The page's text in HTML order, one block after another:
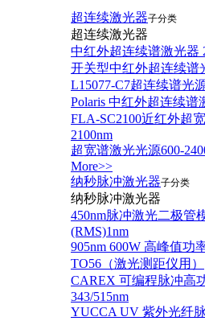
超连续激光器子分类
超连续激光器
中红外超连续谱激光器
开关型中红外超连续谱
L15077-C7超连续谱光
Polaris 中红外超连续谱
FLA-SC2100近红外超
2100nm
超宽谱激光光源600-
More>>
纳秒脉冲激光器子分类
纳秒脉冲激光器
450nm脉冲激光二极管
(RMS)1nm
905nm 600W 高峰值功
TO56（激光测距仪用）
CAREX 可编程脉冲高
343/515nm
YUCCA UV 紫外光纤